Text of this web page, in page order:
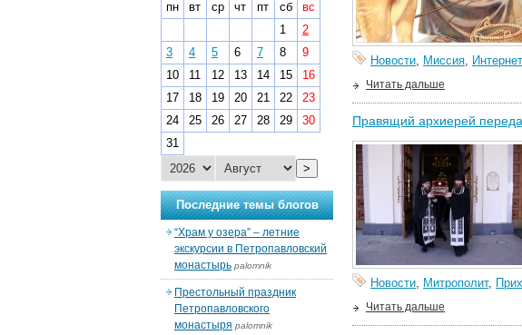
Новости, Миссия,
Читать дальше
Правящий архиерей
Новости, Митрополит,
Читать дальше
пн
вт ср чт пт сб
вс
1
2
3
4 5 6 7 8
9
10
11 12 13 14 15
16
17
18 19 20 21 22
23
24
25 26 27 28 29
30
31
>
Последние темы блогов
“Храм у озера” – летние
экскурсии в Петропавловский
монастырь palomnik
Престольный праздник
Петропавловского
монастыря palomnik